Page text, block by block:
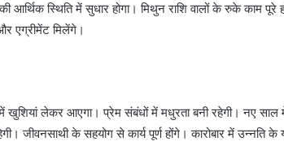
आर्थिक स्थिति में सुधार होगा। मिथुन राशि वालों के रुके काम
एग्रीमेंट मिलेंगे।
लेकर आएगा। प्रेम संबंधों में मधुरता बनी रहेगी। नए साल
जीवनसाथी के सहयोग से कार्य पूर्ण होंगे। कारोबार में उन्नति के